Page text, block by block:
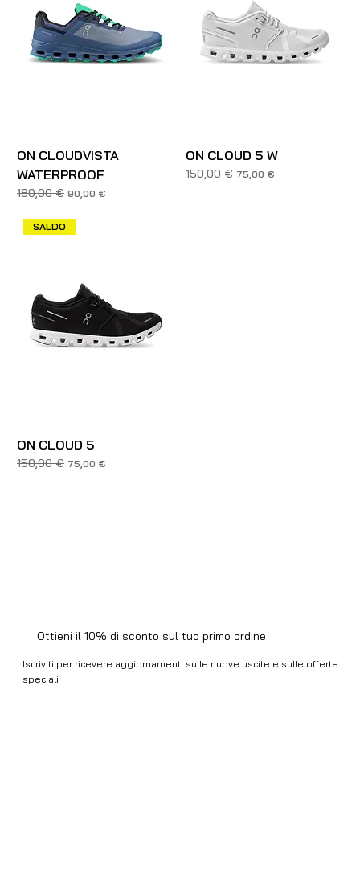
ON CLOUDVISTA
WATERPROOF
Prezzo regolare
180,00 € Prezzo scontato
90,00 €
ON CLOUD 5 W
Prezzo regolare
150,00 € Prezzo scontato
75,00 €
SALDO
ON CLOUD 5
Prezzo regolare
150,00 € Prezzo scontato
75,00 €
Ottieni il 10% di sconto sul tuo primo ordine
Iscriviti per ricevere aggiornamenti sulle nuove uscite e sulle offerte
speciali